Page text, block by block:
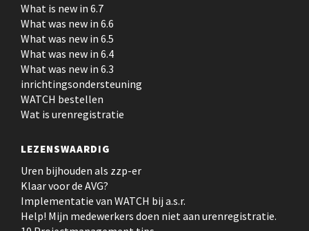
What is new in 6.7
What was new in 6.6
What was new in 6.5
What was new in 6.4
What was new in 6.3
inrichtingsondersteuning
WATCH bestellen
Wat is urenregistratie
LEZENSWAARDIG
Uren bijhouden als zzp-er
Klaar voor de AVG?
Implementatie van WATCH bij a.s.r.
Help! Mijn medewerkers doen niet aan urenregistratie.